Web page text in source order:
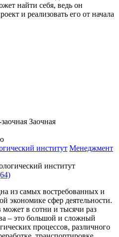
найти себя, ведь он
и реализовать его от начала
Заочная
институт Менеджмент
из самых востребованных и
экономике сфер деятельности.
в сотни и тысячи раз
– это большой и сложный
процессов, различного